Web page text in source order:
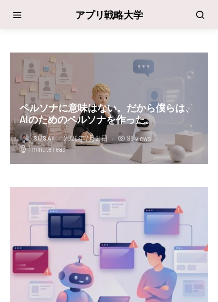
アプリ戦略大学
ペルソナに意味はない。だから僕らは、
AIのためのペルソナを作った。
SUSAI 2026年7月21日
86 views
1 minute read